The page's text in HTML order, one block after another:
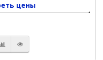
цены